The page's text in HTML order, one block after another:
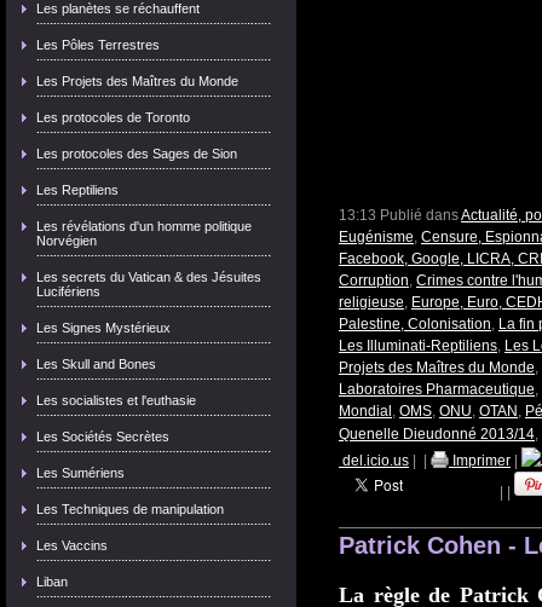
Les planètes se réchauffent
Les Pôles Terrestres
Les Projets des Maîtres du Monde
Les protocoles de Toronto
Les protocoles des Sages de Sion
Les Reptiliens
Les révélations d'un homme politique
Norvégien
Les secrets du Vatican & des Jésuites
Lucifériens
Les Signes Mystérieux
Les Skull and Bones
Les socialistes et l'euthasie
Les Sociétés Secrètes
Les Sumériens
Les Techniques de manipulation
Les Vaccins
Liban
13:13 Publié dansActualité,
Eugénisme, Censure,
Facebook, Google, LICRA,
Corruption, Crimes contre
religieuse, Europe, Euro,
Palestine, Colonisation, La fin
Les Illuminati-Reptiliens, Les
Projets des Maîtres du Monde,
Laboratoires Pharmaceutique,
Mondial , OMS, ONU, OTAN ,
Quenelle Dieudonné 2013/14,
del.icio.us
Imprimer
Patrick Cohen -
La règle de Patrick